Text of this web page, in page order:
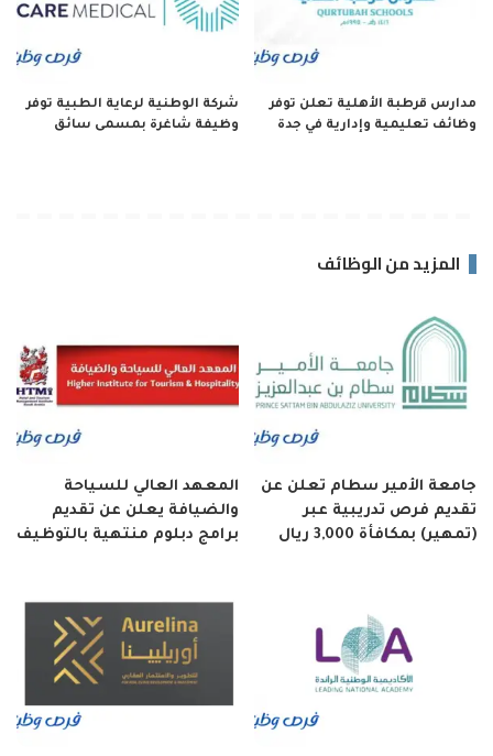
مدارس قرطبة الأهلية تعلن توفر
وظائف تعليمية وإدارية في جدة
شركة الوطنية لرعاية الطبية توفر
وظيفة شاغرة بمسمى سائق
المزيد من الوظائف
جامعة الأمير سطام تعلن عن
تقديم فرص تدريبية عبر
(تمهير) بمكافأة 3,000 ريال
المعهد العالي للسياحة
والضيافة يعلن عن تقديم
برامج دبلوم منتهية بالتوظيف